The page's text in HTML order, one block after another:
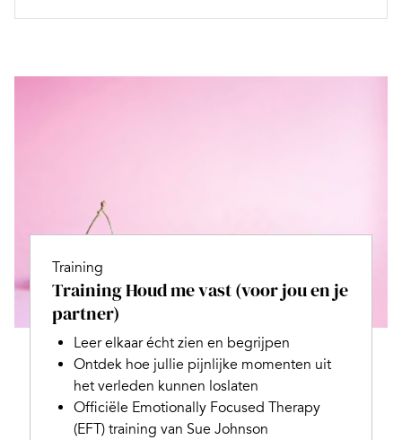
Training
Training Houd me vast (voor jou en je
partner)
Leer elkaar écht zien en begrijpen
Ontdek hoe jullie pijnlijke momenten uit
het verleden kunnen loslaten
Officiële Emotionally Focused Therapy
(EFT) training van Sue Johnson